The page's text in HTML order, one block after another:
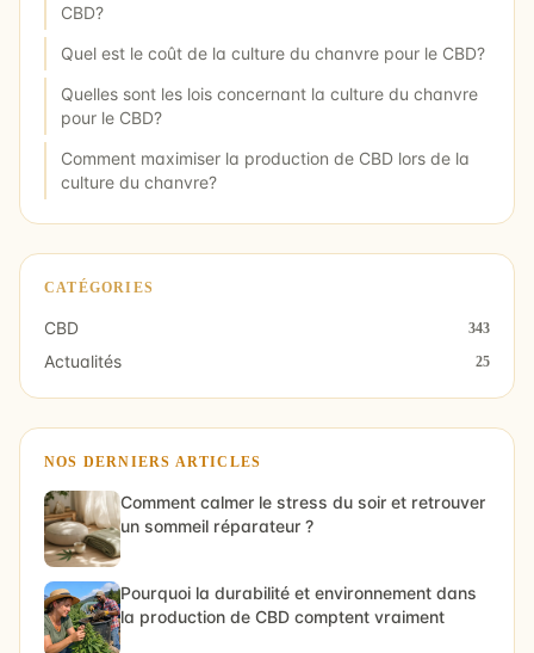
CBD?
Quel est le coût de la culture du chanvre pour le CBD?
Quelles sont les lois concernant la culture du chanvre
pour le CBD?
Comment maximiser la production de CBD lors de la
culture du chanvre?
CATÉGORIES
CBD 343
Actualités 25
NOS DERNIERS ARTICLES
Comment calmer le stress du soir et retrouver
un sommeil réparateur ?
Pourquoi la durabilité et environnement dans
la production de CBD comptent vraiment